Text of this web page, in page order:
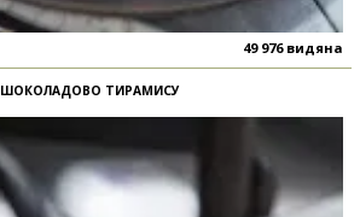
49 976 видяна
ШОКОЛАДОВО ТИРАМИСУ